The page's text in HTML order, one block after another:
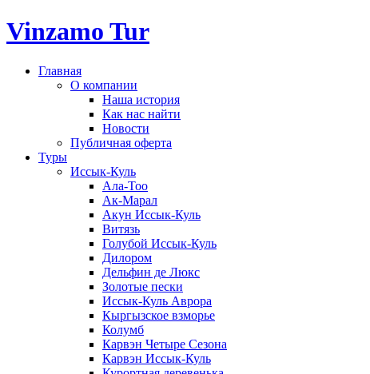
Vinzamo Tur
Главная
О компании
Наша история
Как нас найти
Новости
Публичная оферта
Туры
Иссык-Куль
Ала-Тоо
Ак-Марал
Акун Иссык-Куль
Витязь
Голубой Иссык-Куль
Дилором
Дельфин де Люкс
Золотые пески
Иссык-Куль Аврора
Кыргызское взморье
Колумб
Карвэн Четыре Сезона
Карвэн Иссык-Куль